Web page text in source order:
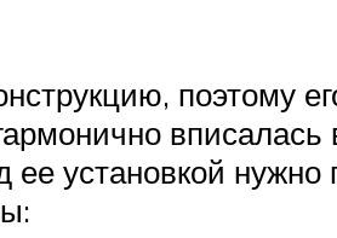
поэтому
установкой нужно